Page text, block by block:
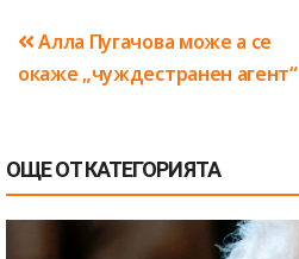
Навигация
Алла Пугачова може а се
окаже „чуждестранен агент“
ОЩЕ ОТ КАТЕГОРИЯТА